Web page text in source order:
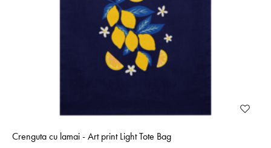
Crenguta cu lamai - Art print Light Tote Bag